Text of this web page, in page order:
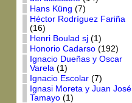
Hans Küng (7)
Héctor Rodríguez Fariña
(16)
Henri Boulad sj(1)
Honorio Cadarso(192)
Ignacio Dueñas y Oscar
Varela(1)
Ignacio Escolar(7)
Ignasi Moreta y Juan José
Tamayo(1)